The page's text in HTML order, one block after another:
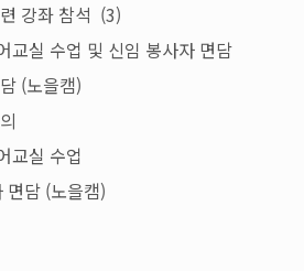
강좌 참석 (3)
교실 수업 및 신임 봉사자 면담
(노을캠)
교실 수업
면담 (노을캠)